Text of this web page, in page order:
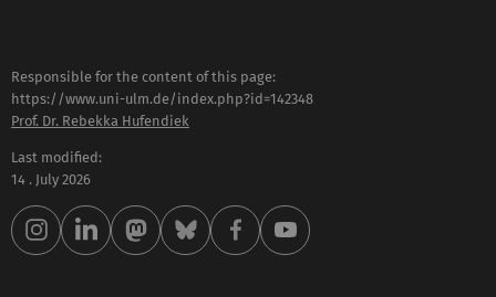
Responsible for the content of this page:
https://www.uni-ulm.de/index.php?id=142348
Prof. Dr. Rebekka Hufendiek
Last modified:
14 . July 2026